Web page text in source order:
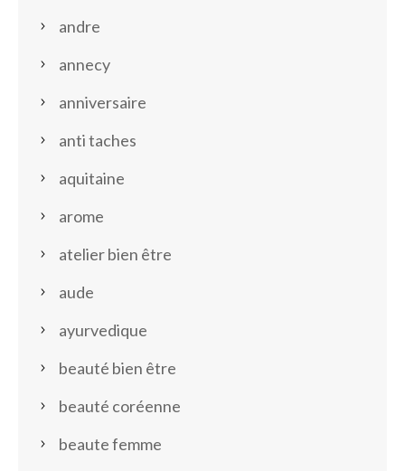
andre
annecy
anniversaire
anti taches
aquitaine
arome
atelier bien être
aude
ayurvedique
beauté bien être
beauté coréenne
beaute femme